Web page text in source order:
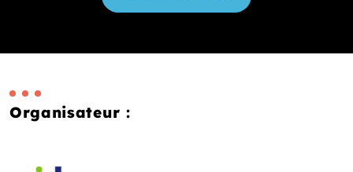
Organisateur :